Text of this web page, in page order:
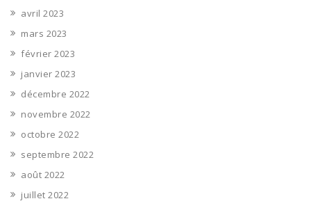
avril 2023
mars 2023
février 2023
janvier 2023
décembre 2022
novembre 2022
octobre 2022
septembre 2022
août 2022
juillet 2022